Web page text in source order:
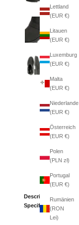
Lettland
(EUR €)
Litauen
(EUR €)
Luxemburg
(EUR €)
Malta
(EUR €)
Niederlande
(EUR €)
Österreich
(EUR €)
Polen
(PLN zł)
Portugal
(EUR €)
Rumänien
(RON
Lei)
Description
Specifications